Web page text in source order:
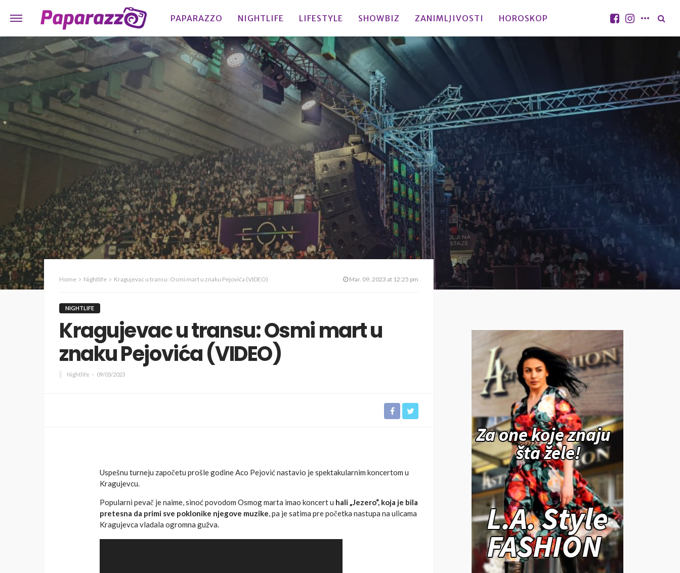
PAPARAZZO NIGHTLIFE LIFESTYLE SHOWBIZ ZANIMLJIVOSTI HOROSKOP
Home Nightlife Kragujevac u transu: Osmi mart u znaku Pejovića (VIDEO) Mar. 09, 2023 at 12:25 pm
NIGHTLIFE
Kragujevac u transu: Osmi mart u
znaku Pejovića (VIDEO)
Nightlife 09/03/2023
Uspešnu turneju započetu prošle godine Aco Pejović nastavio je spektakularnim koncertom u
Kragujevcu.
Popularni pevač je naime, sinoć povodom Osmog marta imao koncert u hali „Jezero“, koja je bila
pretesna da primi sve poklonike njegove muzike, pa je satima pre početka nastupa na ulicama
Kragujevca vladala ogromna gužva.